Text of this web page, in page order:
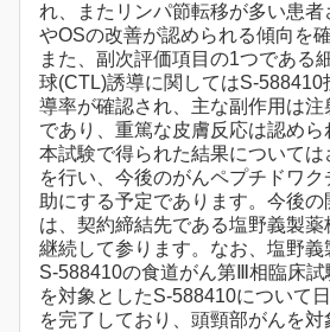
れ、またリンパ節転移が多い患
やOSの改善が認められる傾向を
また、副次評価項目の1つである
球(CTL)誘導に関してはS-588410
導率が確認され、主な副作用は
であり、重篤な皮膚反応は認めら
本試験で得られた結果について
を行い、今後のがんペプチドワ
助にする予定であります。今後の
は、契約締結先である塩野義製
継続して参ります。なお、塩野義
S-588410の食道がん第Ⅲ相臨床
を対象としたS-588410について
を完了しており、頭頸部がんを